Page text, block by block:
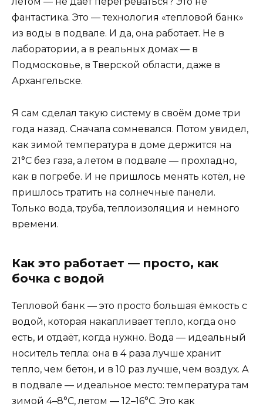
фантастика. Это — технология «тепловой банк»
из воды в подвале. И да, она работает. Не в
лаборатории, а в реальных домах — в
Подмосковье, в Тверской области, даже в
Архангельске.
Я сам сделал такую систему в своём доме три
года назад. Сначала сомневался. Потом увидел,
как зимой температура в доме держится на
21°C без газа, а летом в подвале — прохладно,
как в погребе. И не пришлось менять котёл, не
пришлось тратить на солнечные панели.
Только вода, труба, теплоизоляция и немного
времени.
Как это работает — просто, как
бочка с водой
Тепловой банк — это просто большая ёмкость с
водой, которая накапливает тепло, когда оно
есть, и отдаёт, когда нужно. Вода — идеальный
носитель тепла: она в 4 раза лучше хранит
тепло, чем бетон, и в 10 раз лучше, чем воздух. А
в подвале — идеальное место: температура там
зимой 4–8°C, летом — 12–16°C. Это как